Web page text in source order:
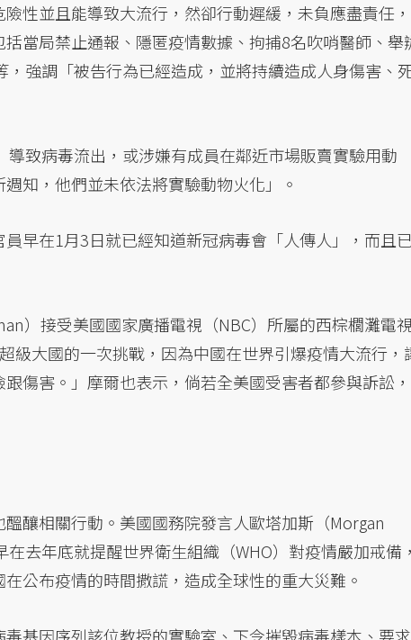
險性並且能導致大流行，然卻行動遲緩，未負應盡責任，
當局禁止通報、隱匿疫情數據、拘捕8名吹哨醫師、舉
強調「被告行為已經造成，並將持續造成人身傷害、
致病毒流出，或涉嫌有成員在鄰近市場販賣實驗用動
知，他們並未依法將實驗動物火化」。
早在1月3日就已經知道新冠病毒會「人傳人」，而且
）接受美國國家廣播電視（NBC）所屬的西棕櫚灘電視
級大國的一次挑戰，因為中國在世界引爆疫情大流行，
傷害。」摩爾也表示，倘若全美國受害者都參與訴訟，
釀相關行動。美國國務院發言人歐塔加斯（Morgan
在去年底就提醒世界衛生組織（WHO）對疫情嚴加戒備，
公布疫情的時間撒謊，造成全球性的重大災難。